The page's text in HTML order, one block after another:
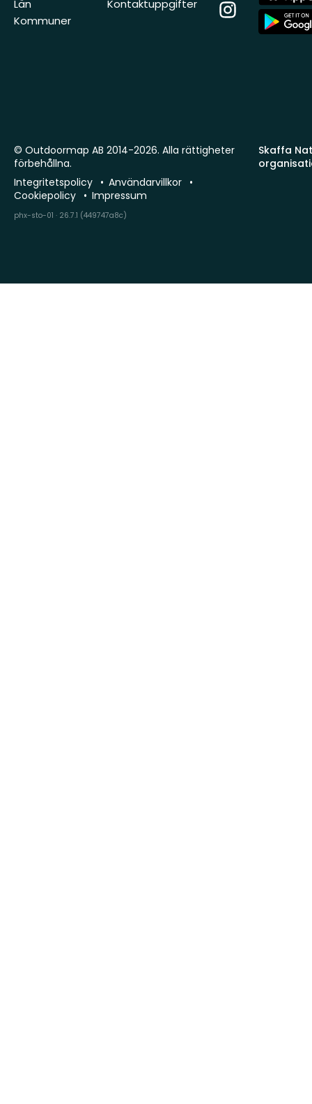
Län
Kommuner
Kontaktuppgifter
Instagram
App
Store
Skaffa
© Outdoormap AB 2014-2026. Alla rättigheter
förbehållna.
Integritetspolicy
Användarvillkor
Cookiepolicy
Impressum
phx-sto-01 · 26.7.1 (449747a8c)